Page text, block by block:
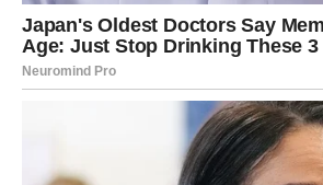
posjećujete.
Već prvi razgovor ostaviće snažan
da se ponovo sretnete.